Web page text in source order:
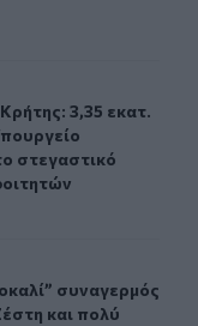
από το
Κρήτης: 3,35 εκατ.
3,35 εκατ.
στεγαστικό
Κρήτη - Ζέστη
συναγερμός
συναγερμός
και πολύ